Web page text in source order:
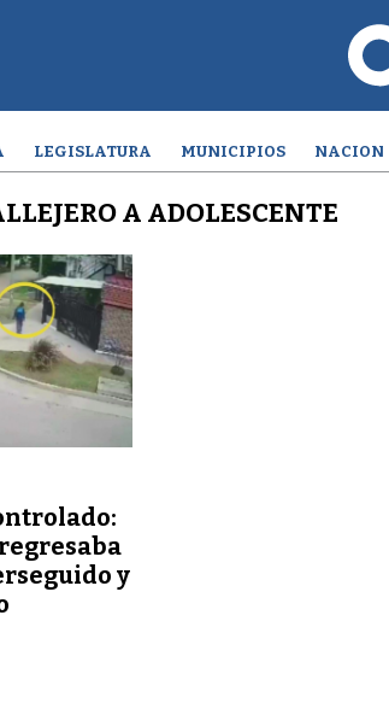
LEGISLATURA MUNICIPIOS NACION
A ADOLESCENTE
y